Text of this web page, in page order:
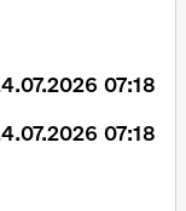
07:18
07:18